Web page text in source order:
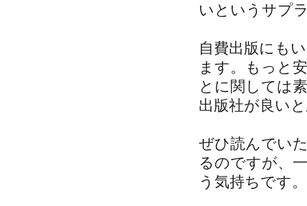
いというサプ
自費出版にも
ます。もっと
とに関しては
出版社が良い
ぜひ読んでい
るのですが、
う気持ちです。